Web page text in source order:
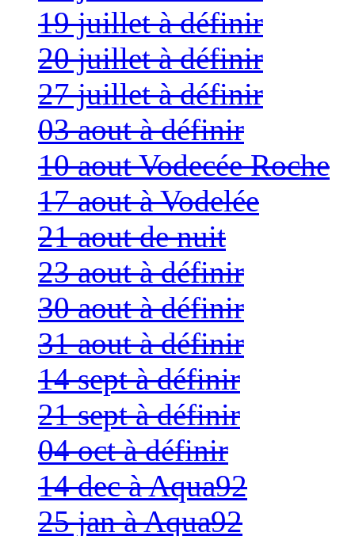
19 juillet à définir
20 juillet à définir
27 juillet à définir
03 aout à définir
10 aout Vodecée Roche
17 aout à Vodelée
21 aout de nuit
23 aout à définir
30 aout à définir
31 aout à définir
14 sept à définir
21 sept à définir
04 oct à définir
14 dec à Aqua92
25 jan à Aqua92